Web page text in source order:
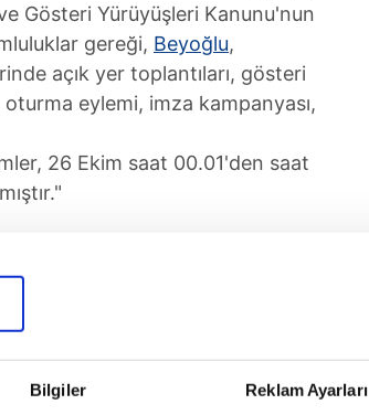
Bilgiler Reklam Ayarları
Gösteri Yürüyüşleri Kanunu'nun
gereği, Beyoğlu,
açık yer toplantıları, gösteri
eylemi, imza kampanyası,
26 Ekim saat 00.01'den saat
SONRAKİ HABER
MI6’dan MOSSAD’a uzanan gizli